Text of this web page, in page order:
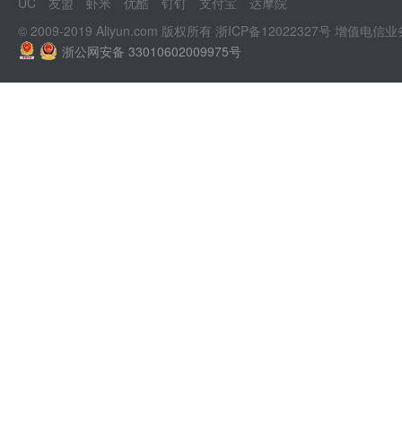
© 2009-2019 Aliyun.com 版权所有 浙ICP备12022327号 增值电信
浙公网安备 33010602009975号